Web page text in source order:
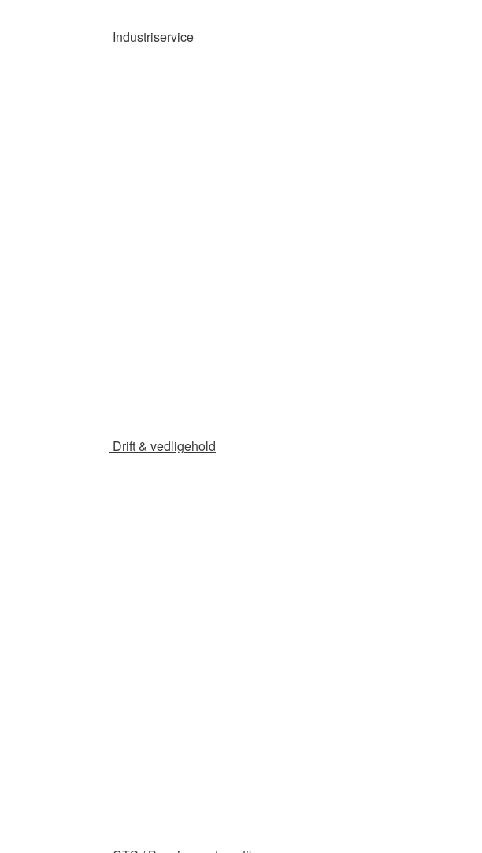
Industriservice
Drift & vedligehold